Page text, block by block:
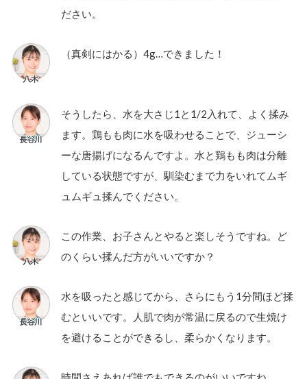
ださい。
（真剣にはかる）4g…できました！
そうしたら、水を大さじ1と1/2入れて、よく揉み
ます。鶏もも肉に水を吸わせることで、ジューシ
ーな唐揚げになるんですよ。水と鶏もも肉は分離
している状態ですが、馴染むまで力をいれてムギ
ュムギュ揉んでください。
この作業、お子さんとやると楽しそうですね。ど
のくらい揉んだ方がいいですか？
水を吸ったと感じてから、さらにもう1分間ほど揉
むといいです。人肌で肉が常温に戻るので生焼け
を避けることができるし、柔らかくなります。